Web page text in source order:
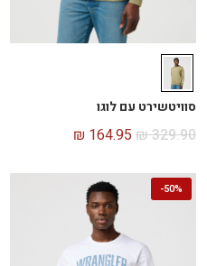
סוויטשירט עם לוגו
₪329.90
₪ 164.95
50%
-